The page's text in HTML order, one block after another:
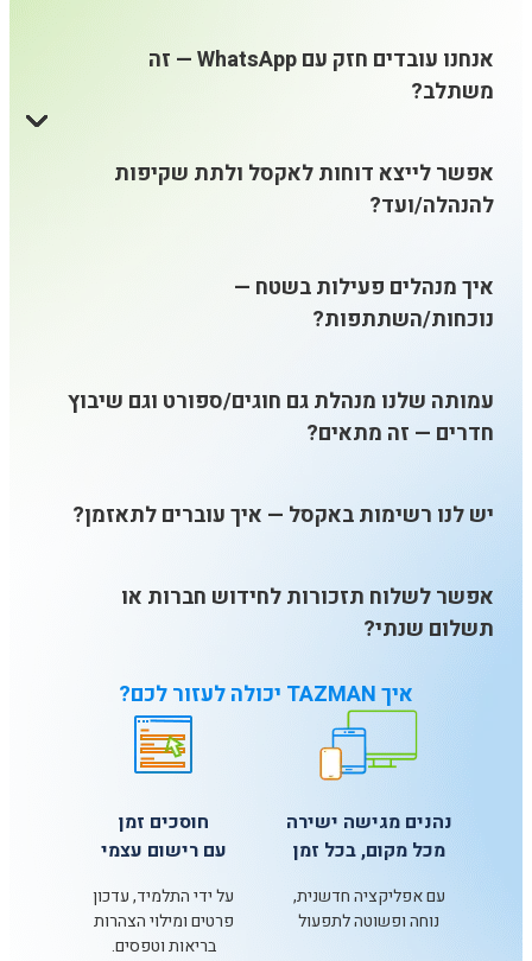
אנחנו עובדים חזק עם WhatsApp — זה
משתלב?
אפשר לייצא דוחות לאקסל ולתת שקיפות
להנהלה/ועד?
איך מנהלים פעילות בשטח —
נוכחות/השתתפות?
עמותה שלנו מנהלת גם חוגים/ספורט וגם שיבוץ
חדרים — זה מתאים?
יש לנו רשימות באקסל — איך עוברים לתאזמן?
אפשר לשלוח תזכורות לחידוש חברות או
תשלום שנתי?
איך TAZMAN יכולה לעזור לכם?
נהנים מגישה ישירה
מכל מקום, בכל זמן
עם אפליקציה חדשנית,
נוחה ופשוטה לתפעול
חוסכים זמן
עם רישום עצמי
על ידי התלמיד, עדכון
פרטים ומילוי הצהרות
בריאות וטפסים.